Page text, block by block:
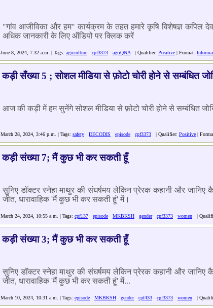
"गांव आजीविका और हम" कार्यक्रम के तहत हमारे कृषि विशेषज्ञ कपिल
अधिक जानकारी के लिए ऑडियो पर क्लिक करें
June 8, 2024, 7:32 a.m. | Tags: agriculture cpf3373 agriQNA | Qualifier: Positive | Format:
कड़ी सँख्या 5 ; सोशल मीडिया से फ़ोटो चोरी होने से सम्बंधित
आज की कड़ी में हम सुनेंगे सोशल मीडिया से फ़ोटो चोरी होने से सम्बंधित
March 28, 2024, 3:46 p.m. | Tags: safety DECODIS episode cpf3373 | Qualifier: Positive |
कड़ी संख्या 7; मैं कुछ भी कर सकती हूँ
सुनिए डॉक्टर स्नेहा माथुर की संघर्षमय लेकिन प्रेरक कहानी और
जीत, धारावाहिक 'मैं कुछ भी कर सकती हूं' में।
March 24, 2024, 10:55 a.m. | Tags: cpf137 episode MKBKSH gender cpf3373 women |
कड़ी संख्या 3; मैं कुछ भी कर सकती हूँ
सुनिए डॉक्टर स्नेहा माथुर की संघर्षमय लेकिन प्रेरक कहानी और
जीत, धारावाहिक 'मैं कुछ भी कर सकती हूं' में...
March 10, 2024, 10:31 a.m. | Tags: episode MKBKSH gender cpf433 cpf3373 women |